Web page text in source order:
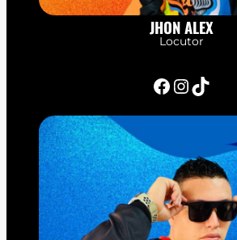
JHON ALEX
Locutor
Facebook InstagramTikTok